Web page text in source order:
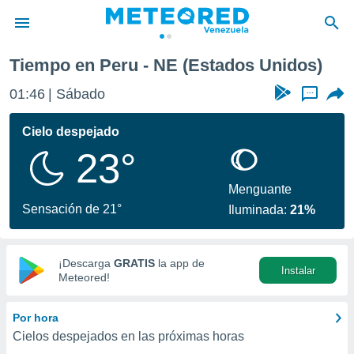
de
ha
calidad.
a este
las
y
digital
basada
Tiempo en Peru - NE (Estados Unidos)
01:46 Sábado ...
Cielo despejado
23°
Sensación de 21°
Menguante
Iluminada:21%
¡Descarga GRATIS la app de
Meteored!
Instalar
Por hora
Cielos despejados en las próximas horas